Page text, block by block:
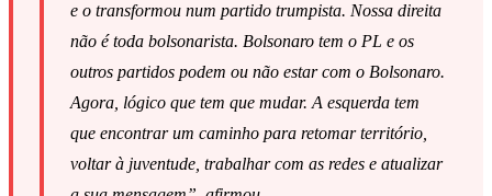
e o transformou num partido trumpista. Nossa direita
não é toda bolsonarista. Bolsonaro tem o PL e os
outros partidos podem ou não estar com o Bolsonaro.
Agora, lógico que tem que mudar. A esquerda tem
que encontrar um caminho para retomar território,
voltar à juventude, trabalhar com as redes e atualizar